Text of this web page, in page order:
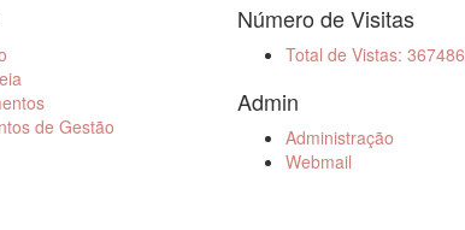
de Gestão
Número de Visitas
Total de Vistas: 367486
Admin
Administração
Webmail